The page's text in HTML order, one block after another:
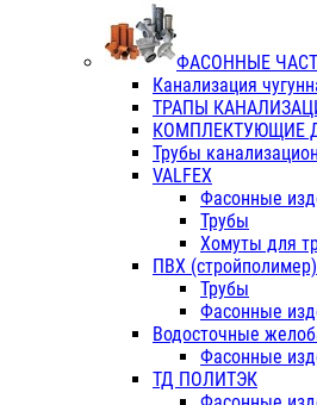
ФАСОННЫЕ
Канализация
ТРАПЫ
КОМПЛЕКТУЮЩИЕ
Трубы
VALFEX
Фасонные
Трубы
Хомуты для
ПВХ (стройполимер)
Трубы
Фасонные
Водосточные
Фасонные
ТД ПОЛИТЭК